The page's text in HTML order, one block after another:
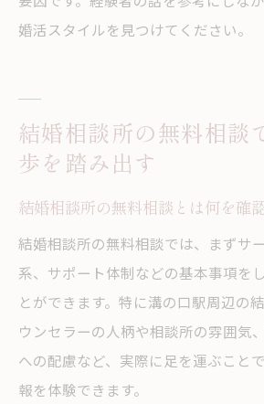
婚活スタイルを見つけてください。
結婚相談所の無料相談
歩を踏み出す
結婚相談所の無料相談とは何を確
結婚相談所の無料相談では、まずサ
系、サポート体制などの基本事項を
とができます。特に溝の口駅周辺の
ウンセラーの人柄や相談所の雰囲気
への配慮など、実際に足を運ぶこと
報を体験できます。